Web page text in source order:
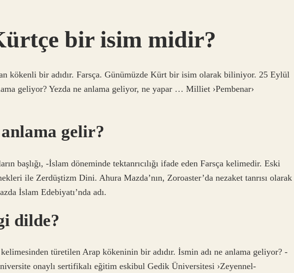
bir isim midir?
kökenli bir adıdır. Farsça. Günümüzde Kürt bir isim olarak biliniyor. 25 Eylül
geliyor? Yezda ne anlama geliyor, ne yapar … Milliet ›Pembenar›
gelir?
başlığı, -İslam döneminde tektanrıcılığı ifade eden Farsça kelimedir. Eski
ile Zerdüştizm Dini. Ahura Mazda’nın, Zoroaster’da nezaket tanrısı olarak
İslam Edebiyatı’nda adı.
dilde?
kelimesinden türetilen Arap kökeninin bir adıdır. İsmin adı ne anlama geliyor? -
onaylı sertifikalı eğitim eskibul Gedik Üniversitesi ›Zeyennel-